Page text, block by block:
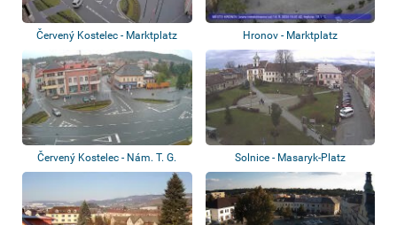
Červený Kostelec - Marktplatz Hronov - Marktplatz
Červený Kostelec - Nám. T. G.
Masaryka
Solnice - Masaryk-Platz